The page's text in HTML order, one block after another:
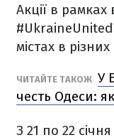
Акції в рамках
містах в
ЧИТАЙТЕ ТАКОЖ У
честь Одеси:
З 21 по 22